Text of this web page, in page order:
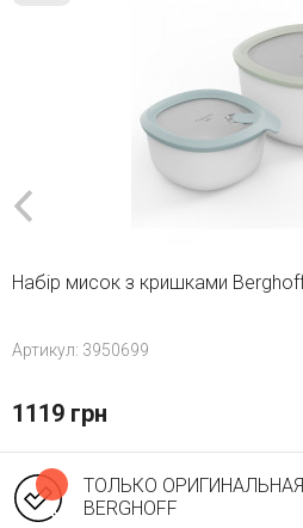
Набір мисок з кришками
Aртикул: 3950699
1119 грн
ТОЛЬКО
BERGHOFF